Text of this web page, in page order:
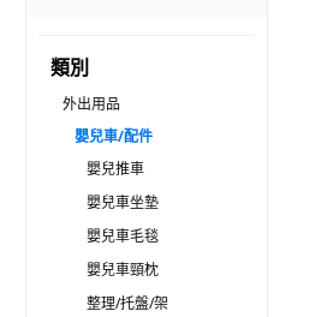
類別
外出用品
嬰兒車/配件
嬰兒推車
嬰兒車坐墊
嬰兒車毛毯
嬰兒車頸枕
整理/托盤/架